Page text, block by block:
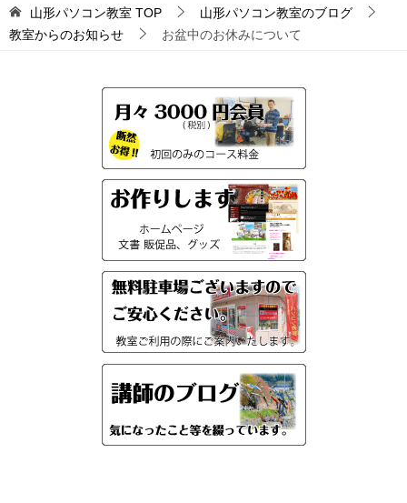
山形パソコン教室 TOP
山形パソコン教室のブログ
教室からのお知らせ
お盆中のお休みについて